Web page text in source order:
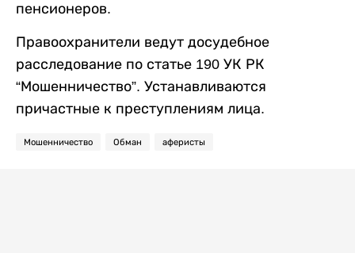
пенсионеров.
Правоохранители ведут досудебное
расследование по статье 190 УК РК
“Мошенничество”. Устанавливаются
причастные к преступлениям лица.
Мошенничество Обман аферисты